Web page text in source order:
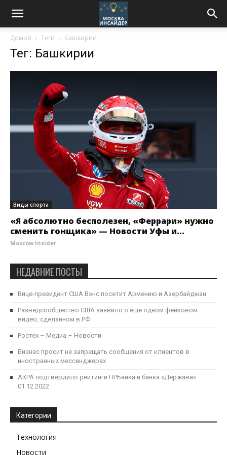
Домой Теги Башкирии
Тег: Башкирии
Виды спорта
«Я абсолютно бесполезен, «Феррари» нужно
сменить гонщика» — Новости Уфы и...
Moscow Insider
НЕДАВНИЕ ПОСТЫ
Вице-президент США Вэнс посетит Армению и Азербайджан
Разведсообщество США заявило о ещё одном фейковом
видео, сделанном в РФ
Ростех – Медиа – Новости
Бизнес просит не запрещать сообщения от клиентов в
иностранных мессенджерах
АКРА подтвердило рейтинги НРБанка и банка «Держава»
01.12.2022
Категории
Технология
Новости